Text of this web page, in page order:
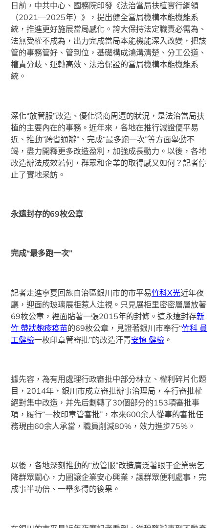
日前，中共中心、國務院印發《法治當局扶植實行綱領
（2021—2025年）》，提出健全當局機構本能機能系
統，推進更好施展當局感化。誇大保持法定職責必需為、
法無受權不成為，出力完成當局本能機能深入改變，把該
管的事務管好、管到位，基礎構成鴻溝清楚、分工公道、
權責分歧、運轉高效、法治保證的當局機構本能機能系
統。
深化“放管服”改造、優化營商周遭的狀況，是法治當局扶
植的主要內在的事務。近年來，各地在推行減證便平易
近、推動“跨省通辦”、完成“最多跑一次”等方面舉動不
竭，盡力開釋更多改造盈利，加強成長動力。以後，各地
改造辦法成效若何，群眾和企業的取得感又如何？記者停
止了實地采訪。
永遠封存的69枚公章
完成“最多跑一次”
記者走進寧夏回族自治區銀川市的市平易竹科X光近年夜
廳，迎面的玻璃展柜惹人注視。只見展柜里密密層層放著
69枚公章，裡面貼著一張2015年的封條。這永遠封存新
竹 帶狀皰疹疫苗的69枚公章，見證著銀川市奉行“竹科 員
工健檢一枚印章管審批”的改造汗青安慎 健檢 。
據先容，為有用處理行政審批中部分林立、權利碎片化題
目，2014年，銀川市成立審批辦事治理局，奉行審批權
絕對集中改造，并先后劃轉了30個部分的153項審批事
項，履行“一枚印章管審批”，本來600余人從事的審批任
務現由60余人承當，職員削減80%，效力進步75%。
以後，各地深刻推動的“放管服”改造廣泛著眼于企業需乞
降群眾關心，力圖讓企業安心興業，讓群眾便利處事，完
成事半功倍、一舉多得的後果。